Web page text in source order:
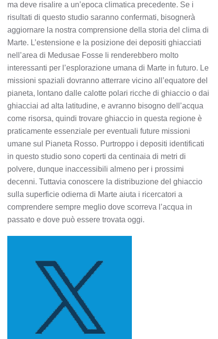
ma deve risalire a un’epoca climatica precedente. Se i
risultati di questo studio saranno confermati, bisognerà
aggiornare la nostra comprensione della storia del clima di
Marte. L’estensione e la posizione dei depositi ghiacciati
nell’area di Medusae Fosse li renderebbero molto
interessanti per l’esplorazione umana di Marte in futuro. Le
missioni spaziali dovranno atterrare vicino all’equatore del
pianeta, lontano dalle calotte polari ricche di ghiaccio o dai
ghiacciai ad alta latitudine, e avranno bisogno dell’acqua
come risorsa, quindi trovare ghiaccio in questa regione è
praticamente essenziale per eventuali future missioni
umane sul Pianeta Rosso. Purtroppo i depositi identificati
in questo studio sono coperti da centinaia di metri di
polvere, dunque inaccessibili almeno per i prossimi
decenni. Tuttavia conoscere la distribuzione del ghiaccio
sulla superficie odierna di Marte aiuta i ricercatori a
comprendere sempre meglio dove scorreva l’acqua in
passato e dove può essere trovata oggi.